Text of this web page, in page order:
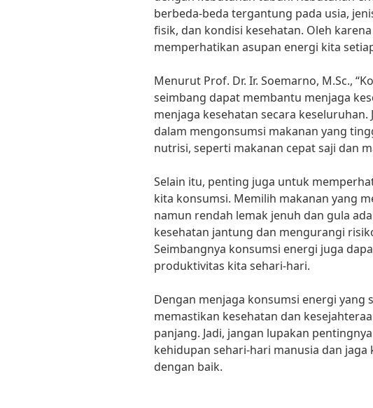
berbeda-beda tergantung pada usia,
fisik, dan kondisi kesehatan. Oleh
memperhatikan asupan energi kita
Menurut Prof. Dr. Ir. Soemarno, M.Sc.,
seimbang dapat membantu menjaga
menjaga kesehatan secara
dalam mengonsumsi makanan yang
nutrisi, seperti makanan cepat saji dan
Selain itu, penting juga untuk
kita konsumsi. Memilih makanan yang
namun rendah lemak jenuh dan gula
kesehatan jantung dan mengurangi
Seimbangnya konsumsi energi juga
produktivitas kita sehari-hari.
Dengan menjaga konsumsi energi yang
memastikan kesehatan dan
panjang. Jadi, jangan lupakan
kehidupan sehari-hari manusia dan jaga
dengan baik.